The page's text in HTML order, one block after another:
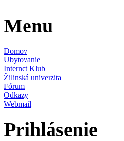
Menu
Domov
Ubytovanie
Internet Klub
Žilinská univerzita
Fórum
Odkazy
Webmail
Prihlásenie